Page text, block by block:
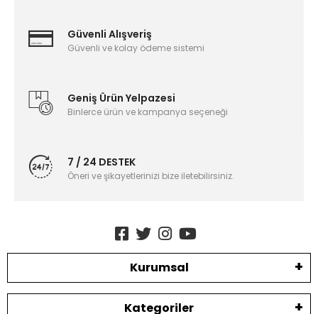
Güvenli Alışveriş
Güvenli ve kolay ödeme sistemi
Geniş Ürün Yelpazesi
Binlerce ürün ve kampanya seçeneği
7 / 24 DESTEK
Öneri ve şikayetlerinizi bize iletebilirsiniz.
Kurumsal
Kategoriler